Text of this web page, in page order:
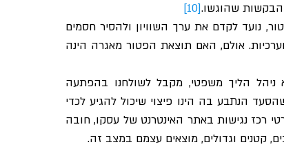
[10]
קטנים וגדולים, מוצאים עצמם במצב זה.